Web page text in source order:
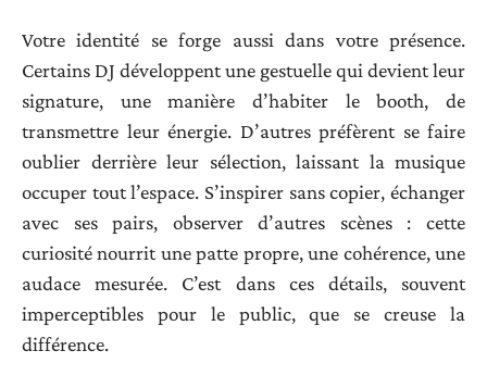
Votre identité se forge aussi dans votre présence.
Certains DJ développent une gestuelle qui devient leur
signature, une manière d’habiter le booth, de
transmettre leur énergie. D’autres préfèrent se faire
oublier derrière leur sélection, laissant la musique
occuper tout l’espace. S’inspirer sans copier, échanger
avec ses pairs, observer d’autres scènes : cette
curiosité nourrit une patte propre, une cohérence, une
audace mesurée. C’est dans ces détails, souvent
imperceptibles pour le public, que se creuse la
différence.